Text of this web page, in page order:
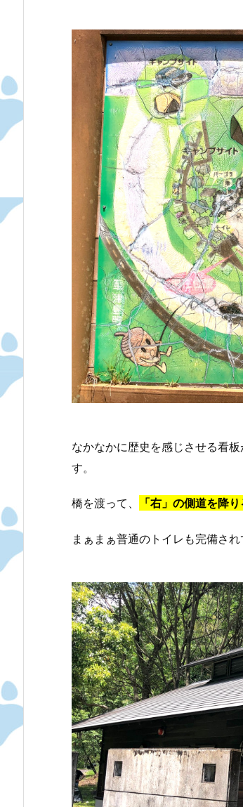
なかなかに歴史を感じさせる看
す。
橋を渡って、 「右」の側道を降り
まぁまぁ普通のトイレも完備さ